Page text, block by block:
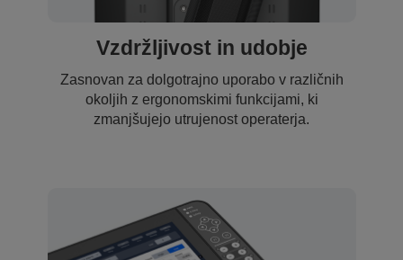
Vzdržljivost in udobje
Zasnovan za dolgotrajno uporabo v različnih
okoljih z ergonomskimi funkcijami, ki
zmanjšujejo utrujenost operaterja.